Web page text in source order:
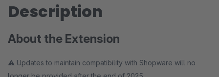
Description
About the Extension
⚠️ Updates to maintain compatibility with Shopware will no